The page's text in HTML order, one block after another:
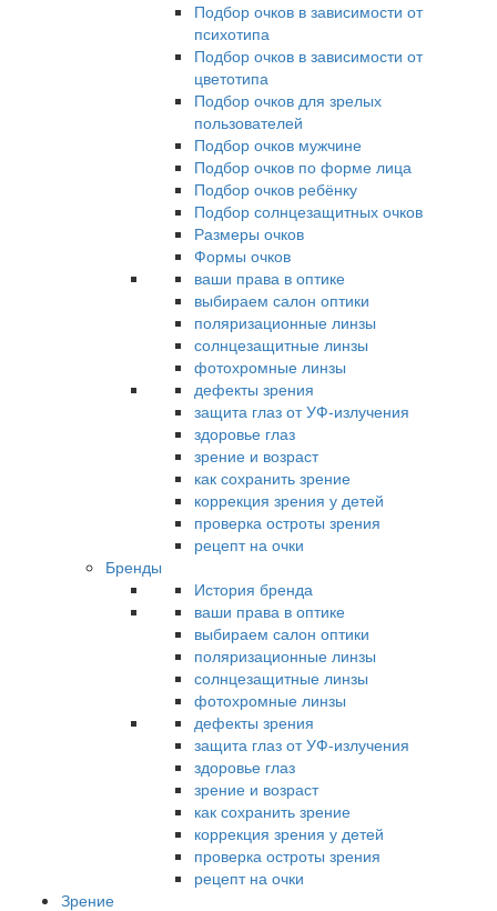
Подбор очков в зависимости от
психотипа
Подбор очков в зависимости от
цветотипа
Подбор очков для зрелых
пользователей
Подбор очков мужчине
Подбор очков по форме лица
Подбор очков ребёнку
Подбор солнцезащитных очков
Размеры очков
Формы очков
ваши права в оптике
выбираем салон оптики
поляризационные линзы
солнцезащитные линзы
фотохромные линзы
дефекты зрения
защита глаз от УФ-излучения
здоровье глаз
зрение и возраст
как сохранить зрение
коррекция зрения у детей
проверка остроты зрения
рецепт на очки
Бренды
История бренда
ваши права в оптике
выбираем салон оптики
поляризационные линзы
солнцезащитные линзы
фотохромные линзы
дефекты зрения
защита глаз от УФ-излучения
здоровье глаз
зрение и возраст
как сохранить зрение
коррекция зрения у детей
проверка остроты зрения
рецепт на очки
Зрение